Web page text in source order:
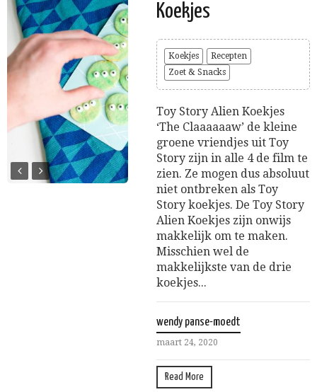
Koekjes
Koekjes
Recepten
Zoet & Snacks
Toy Story Alien Koekjes
‘The Claaaaaaw’ de kleine
groene vriendjes uit Toy
Story zijn in alle 4 de film te
zien. Ze mogen dus absoluut
niet ontbreken als Toy
Story koekjes. De Toy Story
Alien Koekjes zijn onwijs
makkelijk om te maken.
Misschien wel de
makkelijkste van de drie
koekjes...
wendy panse-moedt
maart 24, 2020
Read More